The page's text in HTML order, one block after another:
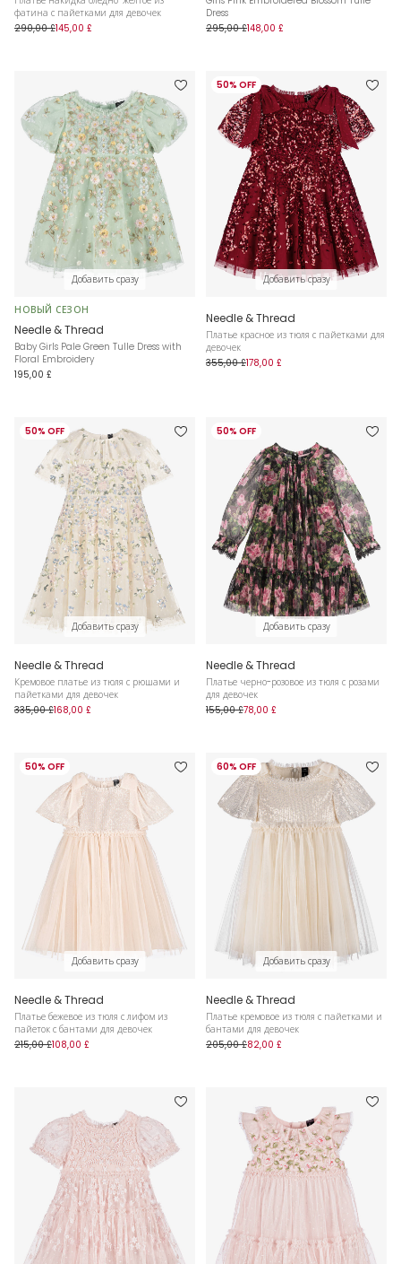
фатина с пайетками для девочек
290,00 £145,00 £
Dress
295,00 £148,00 £
Добавить сразу
НОВЫЙ СЕЗОН
Needle & Thread
Baby Girls Pale Green Tulle Dress with
Floral Embroidery
195,00 £
50% OFF
Добавить сразу
Needle & Thread
Платье красное из тюля с пайетками для
девочек
355,00 £178,00 £
50% OFF
Добавить сразу
Needle & Thread
Кремовое платье из тюля с рюшами и
пайетками для девочек
335,00 £168,00 £
50% OFF
Добавить сразу
Needle & Thread
Платье черно-розовое из тюля с розами
для девочек
155,00 £78,00 £
50% OFF
Добавить сразу
Needle & Thread
Платье бежевое из тюля с лифом из
пайеток с бантами для девочек
215,00 £108,00 £
60% OFF
Добавить сразу
Needle & Thread
Платье кремовое из тюля с пайетками и
бантами для девочек
205,00 £82,00 £